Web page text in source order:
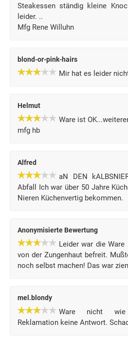
Steakessen ständig kleine
leider. ..
Mfg Rene Willuhn
blond-or-pink-hairs
Mir hat es leider
Helmut
Ware ist
mfg hb
Alfred
aN DEN
Abfall Ich war über 50 Jahre
Nieren Küchenvertig bekommen.
Anonymisierte Bewertung
Leider war die
von der Zungenhaut befreit.
noch selbst machen! Das war
mel.blondy
Ware nicht wie
Reklamation keine Antwort.